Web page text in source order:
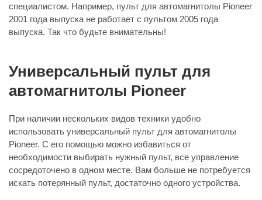
специалистом. Например, пульт для автомагнитолы Pioneer
2001 года выпуска не работает с пультом 2005 года
выпуска. Так что будьте внимательны!
Универсальный пульт для
автомагнитолы Pioneer
При наличии нескольких видов техники удобно
использовать универсальный пульт для автомагнитолы
Pioneer. С его помощью можно избавиться от
необходимости выбирать нужный пульт, все управление
сосредоточено в одном месте. Вам больше не потребуется
искать потерянный пульт, достаточно одного устройства.